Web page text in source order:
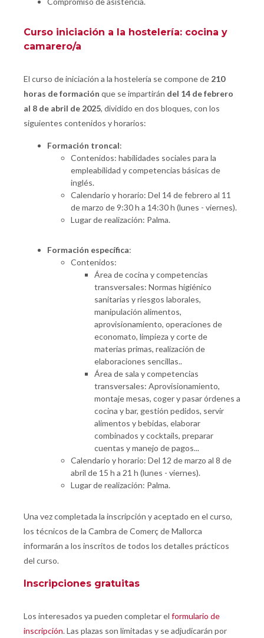
Curso iniciación a la hostelería: cocina y
camarero/a
El curso de iniciación a la hostelería se compone de 210
horas de formación que se impartirán del 14 de febrero
al 8 de abril de 2025, dividido en dos bloques, con los
siguientes contenidos y horarios:
Formación troncal:
Contenidos: habilidades sociales para la
empleabilidad y competencias básicas de
inglés.
Calendario y horario: Del 14 de febrero al 11
de marzo de 9:30 h a 14:30 h (lunes - viernes).
Lugar de realización: Palma.
Formación específica:
Contenidos:
Área de cocina y competencias
transversales: Normas higiénico
sanitarias y riesgos laborales,
manipulación alimentos,
aprovisionamiento, operaciones de
economato, limpieza y corte de
materias primas, realización de
elaboraciones sencillas..
Área de sala y competencias
transversales: Aprovisionamiento,
montaje mesas, coger y pasar órdenes a
cocina y bar, gestión pedidos, servir
alimentos y bebidas, elaborar
combinados y cocktails, preparar
cuentas y manejo de pagos...
Calendario y horario: Del 12 de marzo al 8 de
abril de 15 h a 21 h (lunes - viernes).
Lugar de realización: Palma.
Una vez completada la inscripción y aceptado en el curso,
los técnicos de la Cambra de Comerç de Mallorca
informarán a los inscritos de todos los detalles prácticos
del curso.
Inscripciones gratuitas
Los interesados ya pueden completar el formulario de
inscripción. Las plazas son limitadas y se adjudicarán por